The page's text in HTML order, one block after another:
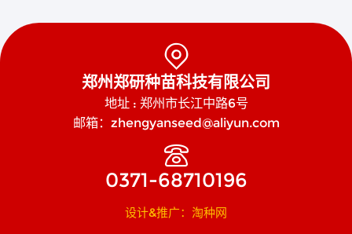

郑州郑研种苗科技有限公司
地址 : 郑州市长江中路6号
邮箱：zhengyanseed@aliyun.com

0371-68710196
设计&推广：淘种网